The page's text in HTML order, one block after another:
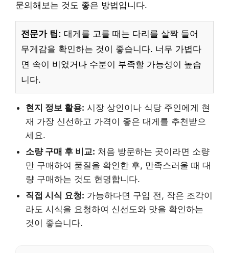
문의해보는 것도 좋은 방법입니다.
전문가 팁: 대게를 고를 때는 다리를 살짝 들어
무게감을 확인하는 것이 좋습니다. 너무 가볍다
면 속이 비었거나 수분이 부족할 가능성이 높습
니다.
현지 정보 활용: 시장 상인이나 식당 주인에게 현
재 가장 신선하고 가격이 좋은 대게를 추천받으
세요.
소량 구매 후 비교: 처음 방문하는 곳이라면 소량
만 구매하여 품질을 확인한 후, 만족스러울 때 대
량 구매하는 것도 현명합니다.
직접 시식 요청: 가능하다면 구입 전, 작은 조각이
라도 시식을 요청하여 신선도와 맛을 확인하는
것이 좋습니다.